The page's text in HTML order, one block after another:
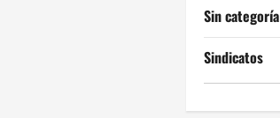
Sin categoría
Sindicatos